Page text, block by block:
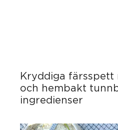
Kryddiga färsspett
och hembakt
ingredienser